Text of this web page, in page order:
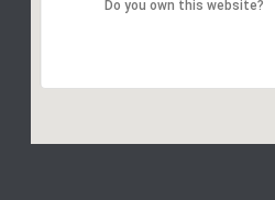
Do you own this website?